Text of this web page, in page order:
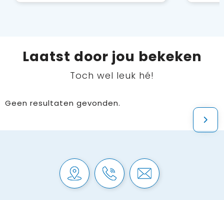
Laatst door jou bekeken
Toch wel leuk hé!
Geen resultaten gevonden.